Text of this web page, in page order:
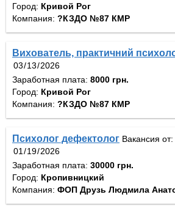
Город: Кривой Рог
Компания: ?КЗДО №87 КМР
Вихователь, практичний
Заработная плата: 8000 грн.
Город: Кривой Рог
Компания: ?КЗДО №87 КМР
Психолог дефектолог Вакансия от:
Заработная плата: 30000 грн.
Город: Кропивницкий
Компания: ФОП Друзь Людмила